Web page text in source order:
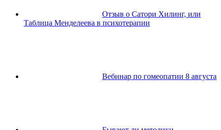
Отзыв о Сатори Хилинг, или
Таблица Менделеева в психотерапии
Вебинар по гомеопатии 8 августа